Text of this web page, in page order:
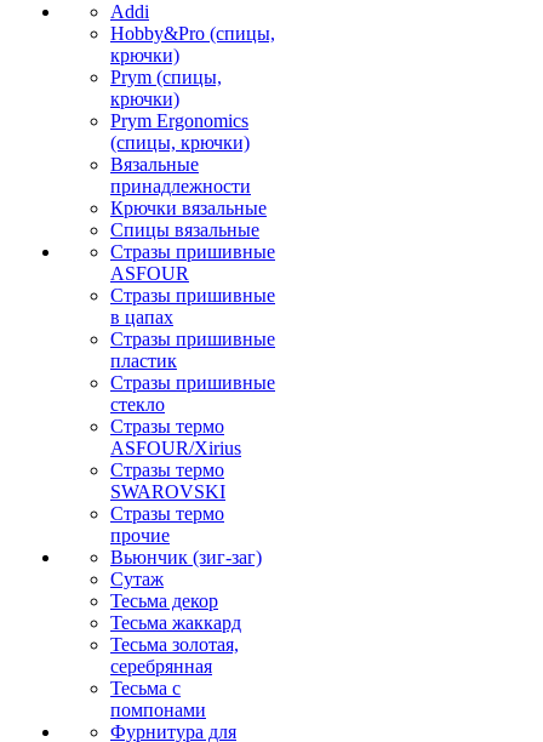
Addi
Hobby&Pro (спицы,
крючки)
Prym (спицы,
крючки)
Prym Ergonomics
(спицы, крючки)
Вязальные
принадлежности
Крючки вязальные
Спицы вязальные
Стразы пришивные
ASFOUR
Стразы пришивные
в цапах
Стразы пришивные
пластик
Стразы пришивные
стекло
Стразы термо
ASFOUR/Xirius
Стразы термо
SWAROVSKI
Стразы термо
прочие
Вьюнчик (зиг-заг)
Сутаж
Тесьма декор
Тесьма жаккард
Тесьма золотая,
серебрянная
Тесьма с
помпонами
Фурнитура для